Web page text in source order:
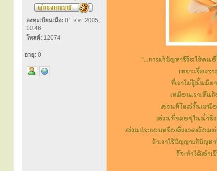
ลงทะเบียนเมื่อ: 01 ส.ค. 2005,
10:46
โพสต์: 12074
อายุ: 0